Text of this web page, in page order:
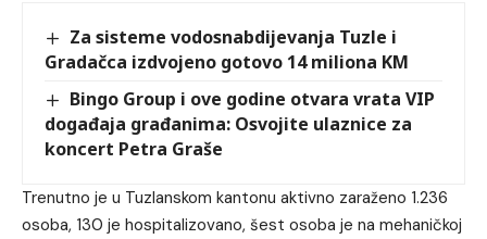
Za sisteme vodosnabdijevanja Tuzle i
Gradačca izdvojeno gotovo 14 miliona KM
Bingo Group i ove godine otvara vrata VIP
događaja građanima: Osvojite ulaznice za
koncert Petra Graše
Trenutno je u Tuzlanskom kantonu aktivno zaraženo 1.236
osoba, 130 je hospitalizovano, šest osoba je na mehaničkoj